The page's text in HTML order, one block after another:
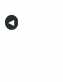
Anterior
◀︎